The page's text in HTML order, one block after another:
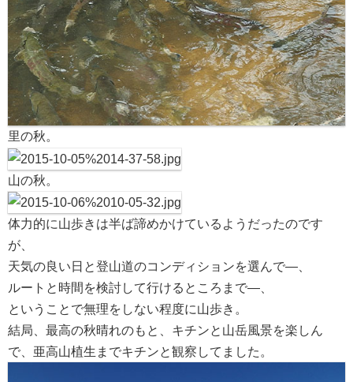
里の秋。
山の秋。
体力的に山歩きは半ば諦めかけているようだったのです
が、
天気の良い日と登山道のコンディションを選んで―、
ルートと時間を検討して行けるところまで―、
ということで無理をしない程度に山歩き。
結局、最高の秋晴れのもと、キチンと山岳風景を楽しん
で、亜高山植生までキチンと観察してました。